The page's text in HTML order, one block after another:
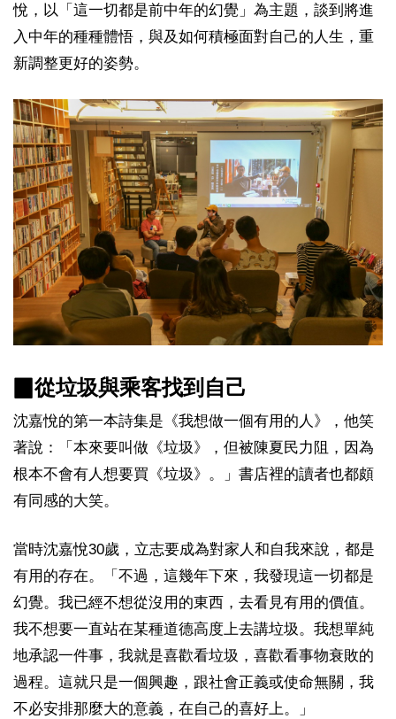
悅，以「這一切都是前中年的幻覺」為主題，談到將進
入中年的種種體悟，與及如何積極面對自己的人生，重
新調整更好的姿勢。
▉從垃圾與乘客找到自己
沈嘉悅的第一本詩集是《我想做一個有用的人》，他笑
著說：「本來要叫做《垃圾》，但被陳夏民力阻，因為
根本不會有人想要買《垃圾》。」書店裡的讀者也都頗
有同感的大笑。
當時沈嘉悅30歲，立志要成為對家人和自我來說，都是
有用的存在。「不過，這幾年下來，我發現這一切都是
幻覺。我已經不想從沒用的東西，去看見有用的價值。
我不想要一直站在某種道德高度上去講垃圾。我想單純
地承認一件事，我就是喜歡看垃圾，喜歡看事物衰敗的
過程。這就只是一個興趣，跟社會正義或使命無關，我
不必安排那麼大的意義，在自己的喜好上。」